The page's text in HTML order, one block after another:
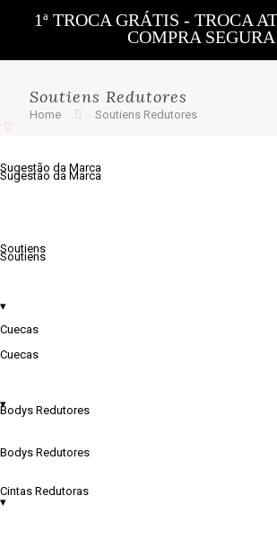
1ª TROCA GRÁTIS - TROCA
COMPRA SEGURA
Sugestão da Marca
Soutiens
▾
Cuecas
▾
Bodys Redutores
▾
Sugestão da Marca
Soutiens
Cuecas
Bodys Redutores
Cintas Redutoras
Soutiens Redutores
Home Soutiens Redutores
€59.90
Soutien
Soutien Redutor Elvira Soutien